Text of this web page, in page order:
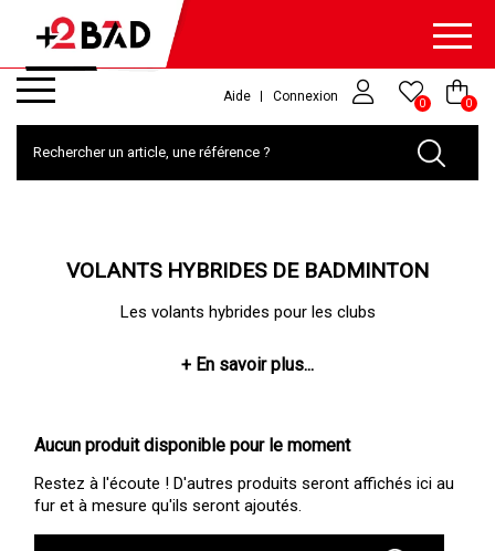
Aide Connexion 0 0
VOLANTS HYBRIDES DE BADMINTON
Les volants hybrides pour les clubs
Aucun produit disponible pour le moment
Restez à l'écoute ! D'autres produits seront affichés ici au
fur et à mesure qu'ils seront ajoutés.